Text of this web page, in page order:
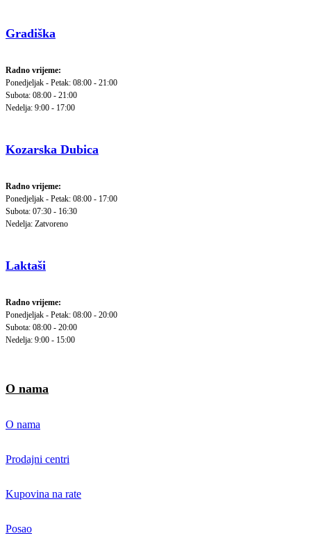
Gradiška
Radno vrijeme:
Ponedjeljak - Petak: 08:00 - 21:00
Subota: 08:00 - 21:00
Nedelja: 9:00 - 17:00
Kozarska Dubica
Radno vrijeme:
Ponedjeljak - Petak: 08:00 - 17:00
Subota: 07:30 - 16:30
Nedelja: Zatvoreno
Laktaši
Radno vrijeme:
Ponedjeljak - Petak: 08:00 - 20:00
Subota: 08:00 - 20:00
Nedelja: 9:00 - 15:00
O nama
O nama
Prodajni centri
Kupovina na rate
Posao